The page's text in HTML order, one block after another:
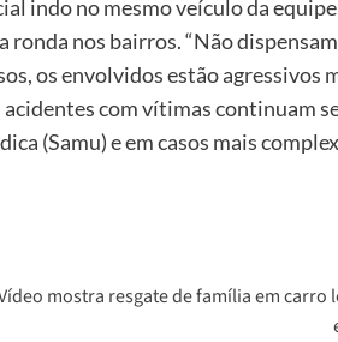
indo no mesmo veículo da
nos bairros. “Não
os envolvidos estão agressivos
com vítimas continuam
(Samu) e em casos mais
mostra resgate de família em carro